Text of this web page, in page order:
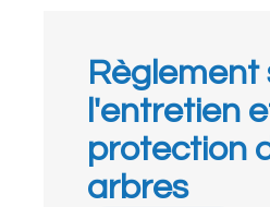
Règlement
l'entretien
protection
arbres